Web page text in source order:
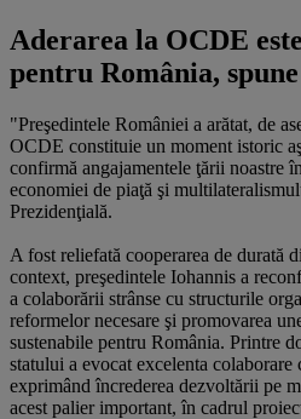
Aderarea la OCDE
pentru România,
"Preşedintele României a arătat, de
OCDE constituie un moment istoric
confirmă angajamentele ţării noastre
economiei de piaţă şi
Prezidenţială.
A fost reliefată cooperarea de durată
context, preşedintele Iohannis a
a colaborării strânse cu structurile
reformelor necesare şi promovarea
sustenabile pentru România. Printre
statului a evocat excelenta
exprimând încrederea dezvoltării pe
acest palier important, în cadrul